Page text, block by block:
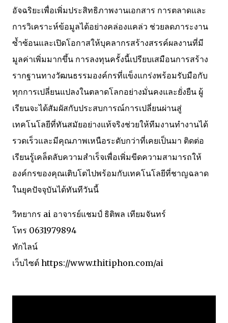
อัจฉริยะเพื่อเพิ่มประสิทธิภาพงานเอกสาร การตลาดและ
การวิเคราะห์ข้อมูลได้อย่างคล่องแคล่ว ช่วยลดภาระงาน
ซ้ำซ้อนและเปิดโอกาสให้บุคลากรสร้างสรรค์ผลงานที่มี
มูลค่าเพิ่มมากขึ้น การลงทุนครั้งนี้เปรียบเสมือนการสร้าง
รากฐานทางวัฒนธรรมองค์กรที่แข็งแกร่งพร้อมรับมือกับ
ทุกการเปลี่ยนแปลงในตลาดโลกอย่างมั่นคงและยั่งยืน ผู้
เรียนจะได้สัมผัสกับประสบการณ์การเปลี่ยนผ่านสู่
เทคโนโลยีที่ทันสมัยอย่างแท้จริงช่วยให้ทีมงานทำงานได้
รวดเร็วและมีคุณภาพเหนือระดับกว่าที่เคยเป็นมา ติดต่อ
เรียนรู้เคล็ดลับความสำเร็จเพื่อเพิ่มขีดความสามารถให้
องค์กรของคุณเติบโตไปพร้อมกับเทคโนโลยีที่ชาญฉลาด
ในยุคปัจจุบันได้ทันทีวันนี้
วิทยากร ai อาจารย์แชมป์ ธิติพล เทียมจันทร์
โทร 0631979894
ทักไลน์
เว็บไซต์ https://www.thitiphon.com/ai